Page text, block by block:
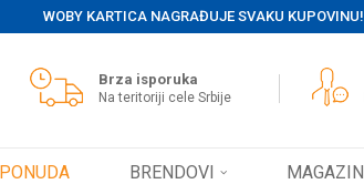
WOBY KARTICA NAGRAĐUJE SVAKU KUPOVINU!
Brza isporuka
Na teritoriji cele Srbije
BRENDOVI MAGAZIN